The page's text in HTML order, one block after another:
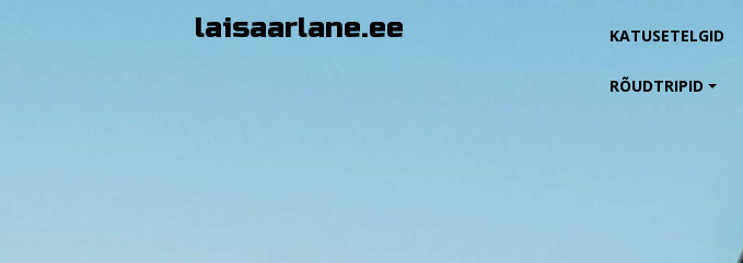
laisaarlane.ee KATUSETELGID
RÕUDTRIPID